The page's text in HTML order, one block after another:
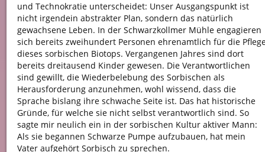
und Technokratie unterscheidet: Unser Ausgangspunkt ist
nicht irgendein abstrakter Plan, sondern das natürlich
gewachsene Leben. In der Schwarzkollmer Mühle engagieren
sich bereits zweihundert Personen ehrenamtlich für die
dieses sorbischen Biotops. Vergangenen Jahres sind dort
bereits dreitausend Kinder gewesen. Die Verantwortlichen
sind gewillt, die Wiederbelebung des Sorbischen als
Herausforderung anzunehmen, wohl wissend, dass die
Sprache bislang ihre schwache Seite ist. Das hat historische
Gründe, für welche sie nicht selbst verantwortlich sind. So
sagte mir neulich ein in der sorbischen Kultur aktiver Mann:
Als sie begannen Schwarze Pumpe aufzubauen, hat mein
Vater aufgehört Sorbisch zu sprechen.